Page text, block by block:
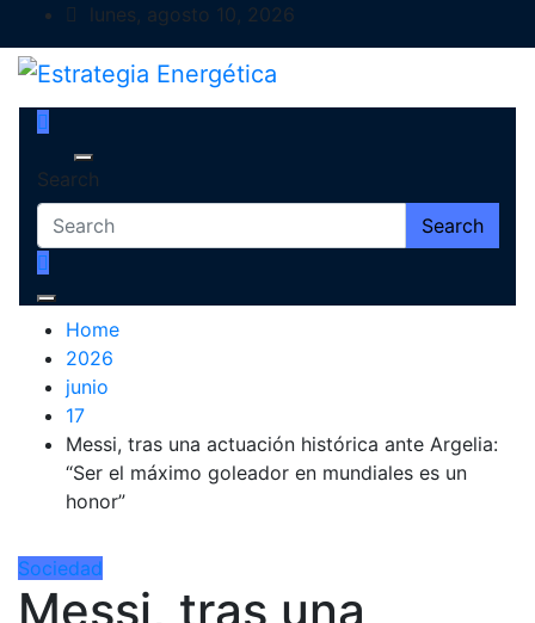
to
content
lunes, agosto 10, 2026
Estrategia Energética
Magazine de Debate
Search
Search
Home
2026
junio
17
Messi, tras una actuación histórica ante Argelia:
“Ser el máximo goleador en mundiales es un
honor”
Sociedad
Messi, tras una